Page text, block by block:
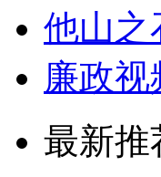
他山之
廉政视
最新推